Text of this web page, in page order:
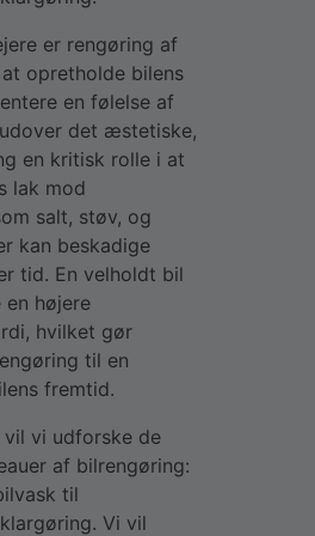
er rengøring af
opretholde bilens
en følelse af
det æstetiske,
en kritisk rolle i at
lak mod
salt, støv, og
kan beskadige
tid. En velholdt bil
en højere
hvilket gør
til en
fremtid.
vi udforske de
af bilrengøring:
til
Vi vil